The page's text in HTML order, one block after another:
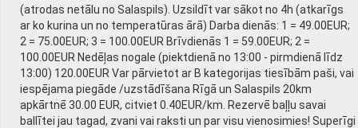
(atrodas netālu no Salaspils). Uzsildīt var sākot no 4h (atkarīgs
ar ko kurina un no temperatūras ārā) Darba dienās: 1 = 49.00EUR;
2 = 75.00EUR; 3 = 100.00EUR Brīvdienās 1 = 59.00EUR; 2 =
100.00EUR Nedēļas nogale (piektdienā no 13:00 - pirmdienā līdz
13:00) 120.00EUR Var pārvietot ar B kategorijas tiesībām paši, vai
iespējama piegāde /uzstādīšana Rīgā un Salaspils 20km
apkārtnē 30.00 EUR, citviet 0.40EUR/km. Rezervē baļļu savai
ballītei jau tagad, zvani vai raksti un par visu vienosimies! Superīgi